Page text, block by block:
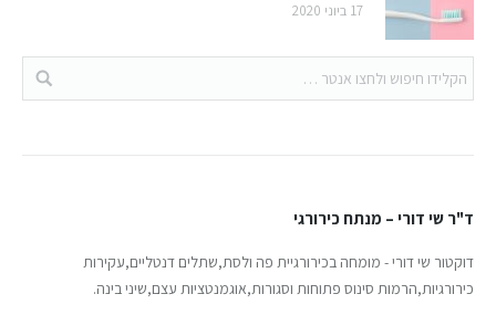
17 ביוני 2020
ד"ר שי דורי – מנתח כירורגי
דוקטור שי דורי - מומחה בכירורגיית פה ולסת,שתלים דנטליים,עקירות
כירורגיות,הרמות סינוס פתוחות וסגורות,אוגמנטציות עצם,שיני בינה.